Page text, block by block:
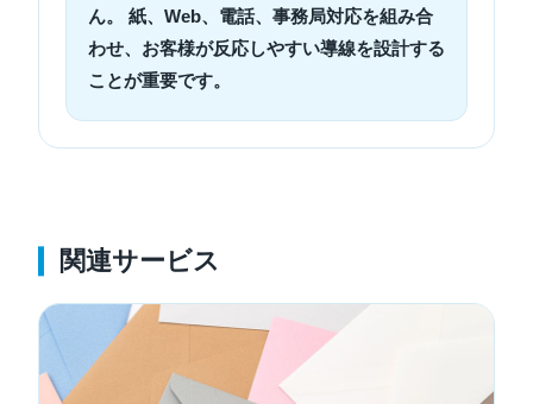
ん。 紙、Web、電話、事務局対応を組み合
わせ、お客様が反応しやすい導線を設計する
ことが重要です。
関連サービス